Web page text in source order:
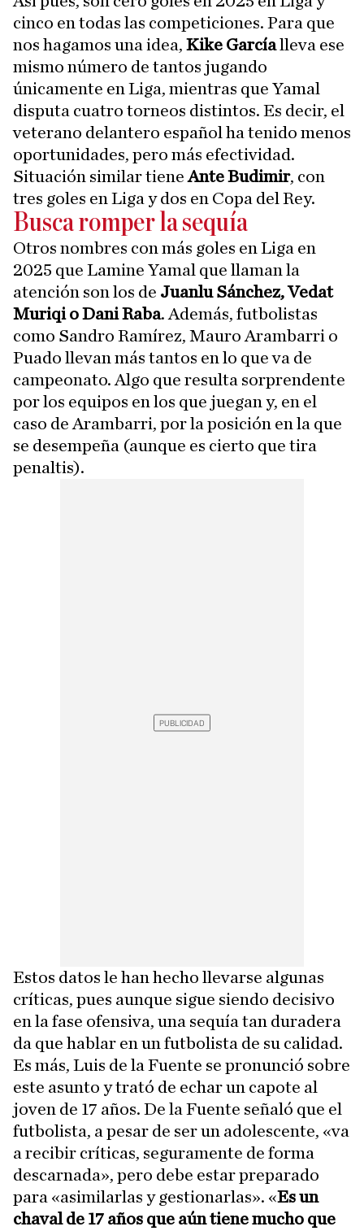
cinco en todas las competiciones. Para que
nos hagamos una idea, Kike Garcíalleva ese
mismo número de tantos jugando
únicamente en Liga, mientras que Yamal
disputa cuatro torneos distintos. Es decir, el
veterano delantero español ha tenido menos
oportunidades, pero más efectividad.
Situación similar tieneAnte Budimir, con
tres goles en Liga y dos en Copa del Rey.
Busca romper la sequía
Otros nombres con más goles en Liga en
2025 que Lamine Yamal que llaman la
atención son los de Juanlu Sánchez, Vedat
Muriqi o Dani Raba. Además, futbolistas
como Sandro Ramírez, Mauro Arambarri o
Puado llevan más tantos en lo que va de
campeonato. Algo que resulta sorprendente
por los equipos en los que juegan y, en el
caso de Arambarri, por la posición en la que
se desempeña (aunque es cierto que tira
penaltis).
Estos datos le han hecho llevarse algunas
críticas, pues aunque sigue siendo decisivo
en la fase ofensiva, una sequía tan duradera
da que hablar en un futbolista de su calidad.
Es más, Luis de la Fuente se pronunció sobre
este asunto y trató de echar un capote al
joven de 17 años. De la Fuente señaló que el
futbolista, a pesar de ser un adolescente, «va
a recibir críticas, seguramente de forma
descarnada», pero debe estar preparado
para «asimilarlas y gestionarlas». «Es un
chaval de 17 años que aún tiene mucho que